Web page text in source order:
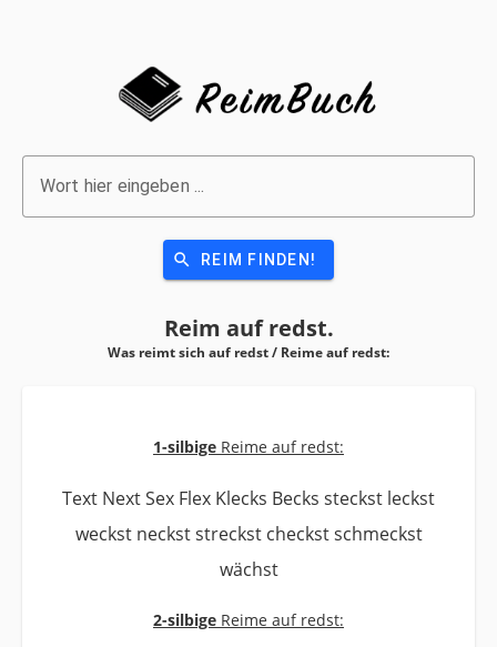
Wort hier eingeben ...
search REIM FINDEN!
Reim aufredst.
Was reimt sich auf redst / Reime auf redst:
1-silbige Reime auf redst:
Text Next Sex Flex Klecks Becks steckst leckst
weckst neckst streckst checkst schmeckst
wächst
2-silbige Reime auf redst: